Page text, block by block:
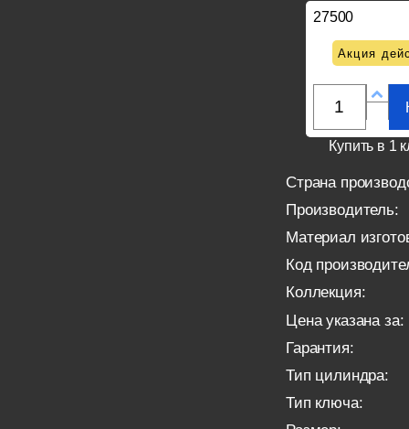
27500
Акция
Купить в 1
Страна
Производитель:
Материал
Код
Коллекция:
Цена указана за:
Гарантия:
Тип цилиндра:
Тип ключа: